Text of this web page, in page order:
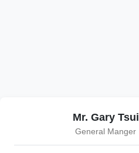
Mr. Gary Tsui
General Manger